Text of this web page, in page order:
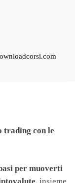
trading con le
per muoverti